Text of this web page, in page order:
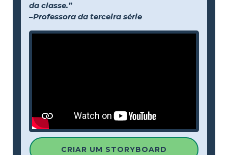
da classe.”
–Professora da terceira série
CRIAR UM STORYBOARD